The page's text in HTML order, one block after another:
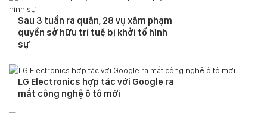
Sau 3 tuần ra quân, 28 vụ xâm phạm
quyền sở hữu trí tuệ bị khởi tố hình
sự
LG Electronics hợp tác với Google ra
mắt công nghệ ô tô mới